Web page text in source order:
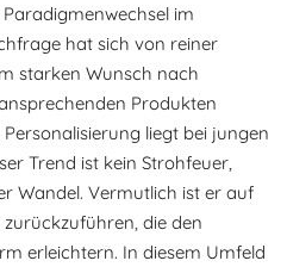
im
hat sich von reiner
starken Wunsch nach
Produkten
liegt bei jungen
Trend ist kein Strohfeuer,
Wandel. Vermutlich ist er auf
die den
erleichtern. In diesem Umfeld